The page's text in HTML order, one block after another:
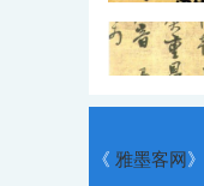
《 雅墨客网